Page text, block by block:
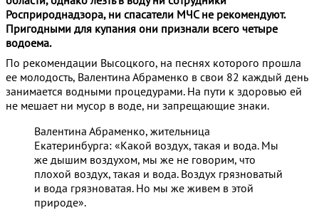
Росприроднадзора, ни спасатели МЧС не рекомендуют.
Пригодными для купания они признали всего четыре
водоема.
По рекомендации Высоцкого, на песнях которого прошла
ее молодость, Валентина Абраменко в свои 82 каждый день
занимается водными процедурами. На пути к здоровью ей
не мешает ни мусор в воде, ни запрещающие знаки.
Валентина Абраменко, жительница
Екатеринбурга: «Какой воздух, такая и вода. Мы
же дышим воздухом, мы же не говорим, что
плохой воздух, такая и вода. Воздух грязноватый
и вода грязноватая. Но мы же живем в этой
природе».